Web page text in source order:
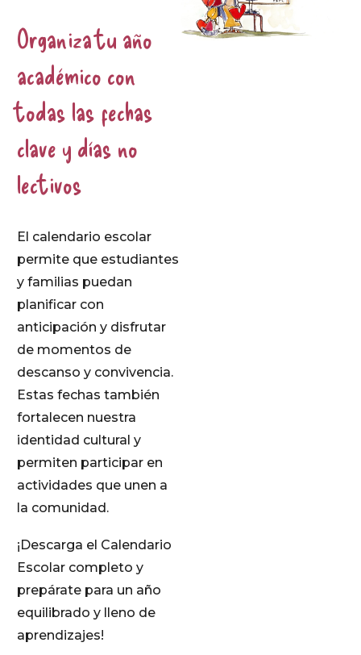
Organiza tu año
académico con
todas las fechas
clave y días no
lectivos
El calendario escolar
permite que estudiantes
y familias puedan
planificar con
anticipación y disfrutar
de momentos de
descanso y convivencia.
Estas fechas también
fortalecen nuestra
identidad cultural y
permiten participar en
actividades que unen a
la comunidad.
¡Descarga el Calendario
Escolar completo y
prepárate para un año
equilibrado y lleno de
aprendizajes!